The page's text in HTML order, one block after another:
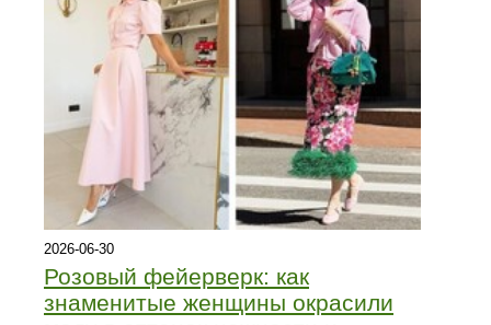
2026-06-30
Розовый фейерверк: как
знаменитые женщины окрасили